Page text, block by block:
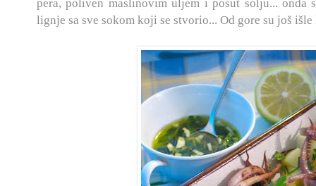
pera, poliven maslinovim uljem i posut solju... onda
lignje sa sve sokom koji se stvorio... Od gore su još